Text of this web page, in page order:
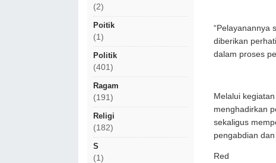
(2)
Poitik
(1)
Politik
(401)
Ragam
(191)
Religi
(182)
S
(1)
“Pelayanannya
diberikan
dalam proses
Melalui
menghadirkan
sekaligus
pengabdian dan
Red